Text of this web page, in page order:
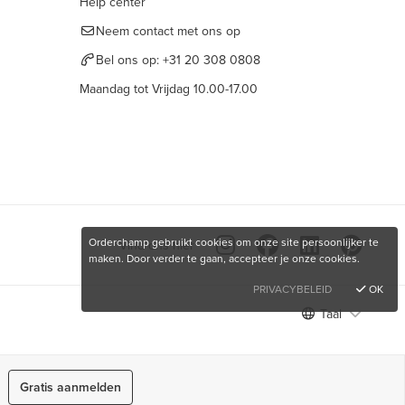
Neem contact met ons op
Bel ons op: +31 20 308 0808
Maandag tot Vrijdag 10.00-17.00
Vind ons hier
Taal
Gratis aanmelden
Orderchamp gebruikt cookies om onze site persoonlijker te
maken. Door verder te gaan, accepteer je onze cookies.
PRIVACYBELEID
OK